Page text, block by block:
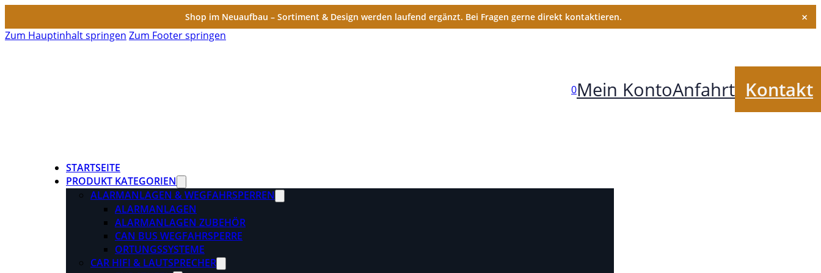
Shop im Neuaufbau – Sortiment & Design werden laufend ergänzt. Bei Fragen gerne direkt kontaktieren. ×
Zum Hauptinhalt springen Zum Footer springen
0Mein KontoAnfahrt Kontakt
STARTSEITE
PRODUKT KATEGORIEN
ALARMANLAGEN & WEGFAHRSPERREN
ALARMANLAGEN
ALARMANLAGEN ZUBEHÖR
CAN BUS WEGFAHRSPERRE
ORTUNGSSYSTEME
CAR HIFI & LAUTSPRECHER